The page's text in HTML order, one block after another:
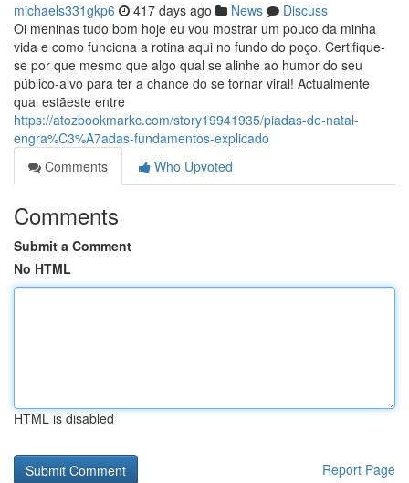
michaels331gkp6 417 days ago News
Discuss
Oi meninas tudo bom hoje eu vou mostrar um pouco da minha
vida e como funciona a rotina aqui no fundo do poço. Certifique-
se por que mesmo que algo qual se alinhe ao humor do seu
público-alvo para ter a chance do se tornar viral! Actualmente
qual estãeste entre
https://atozbookmarkc.com/story19941935/piadas-de-natal-
engra%C3%A7adas-fundamentos-explicado
Comments
Who Upvoted
Comments
Submit a Comment
No HTML
HTML is disabled
Report Page